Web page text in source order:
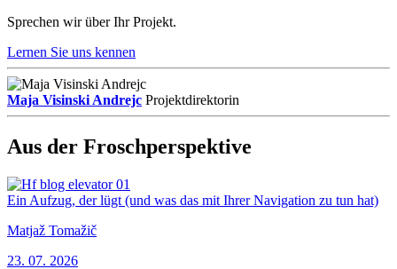
Sprechen wir über Ihr Projekt.
Lernen Sie uns kennen
Maja Visinski Andrejc Projektdirektorin
Aus der Froschperspektive
Ein Aufzug, der lügt (und was das mit Ihrer Navigation zu tun hat)
Matjaž Tomažič
23. 07. 2026